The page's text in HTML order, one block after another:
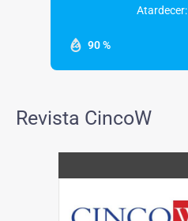
90 %
Atardecer:
Revista CincoW